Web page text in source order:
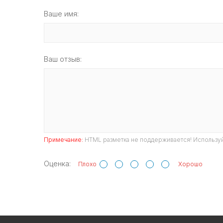
Ваше имя:
Ваш отзыв:
Примечание: HTML разметка не поддерживается!
Оценка: Плохо Хорошо